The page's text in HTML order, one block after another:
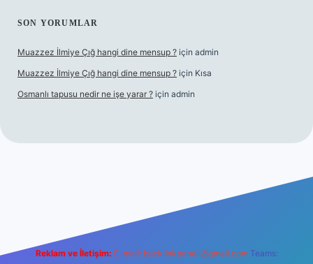
SON YORUMLAR
Muazzez İlmiye Çığ hangi dine mensup ? için admin
Muazzez İlmiye Çığ hangi dine mensup ? için Kısa
Osmanlı tapusu nedir ne işe yarar ? için admin
m elexbet
Reklam ve İletişim: E-mail: backlinkpaneli@gmail.com Teams: